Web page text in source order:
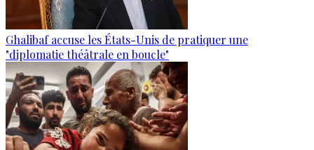
Ghalibaf accuse les États-Unis de pratiquer une
"diplomatie théâtrale en boucle"